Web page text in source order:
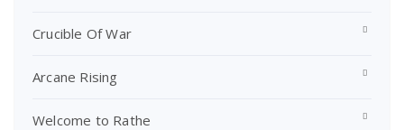
Crucible Of War
Arcane Rising
Welcome to Rathe